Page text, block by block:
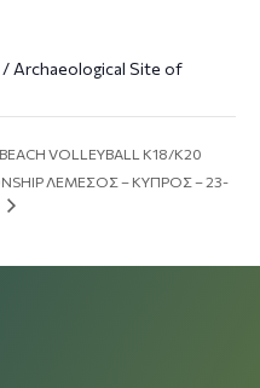
Archaeological Site of
VOLLEYBALL K18/K20
ΛΕΜΕΣΟΣ – ΚΥΠΡΟΣ – 23-